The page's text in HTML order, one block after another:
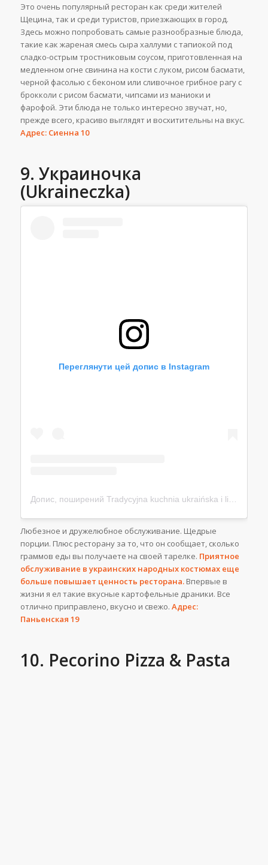
Это очень популярный ресторан как среди жителей
Щецина, так и среди туристов, приезжающих в город.
Здесь можно попробовать самые разнообразные блюда,
такие как жареная смесь сыра халлуми с тапиокой под
сладко-острым тростниковым соусом, приготовленная на
медленном огне свинина на кости с луком, рисом басмати,
черной фасолью с беконом или сливочное грибное рагу с
брокколи с рисом басмати, чипсами из маниоки и
фарофой. Эти блюда не только интересно звучат, но,
прежде всего, красиво выглядят и восхитительны на вкус.
Адрес: Сиенна 10
9. Украиночка
(Ukraineczka)
Переглянути цей допис в Instagram
Любезное и дружелюбное обслуживание. Щедрые
порции. Плюс ресторану за то, что он сообщает, сколько
граммов еды вы получаете на своей тарелке. Приятное
обслуживание в украинских народных костюмах еще
больше повышает ценность ресторана.Впервые в
жизни я ел такие вкусные картофельные драники. Все
отлично приправлено, вкусно и свежо. Адрес:
Паньенская 19
10. Pecorino Pizza & Pasta